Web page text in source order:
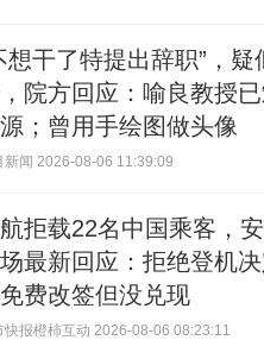
想干了特提出辞职”，
院方回应：喻良教授
；曾用手绘图做头像
新闻 2026-08-06 11:39:09
拒载22名中国乘客，
最新回应：拒绝登机
费改签但没兑现
快报橙柿互动 2026-08-06 08:23:11